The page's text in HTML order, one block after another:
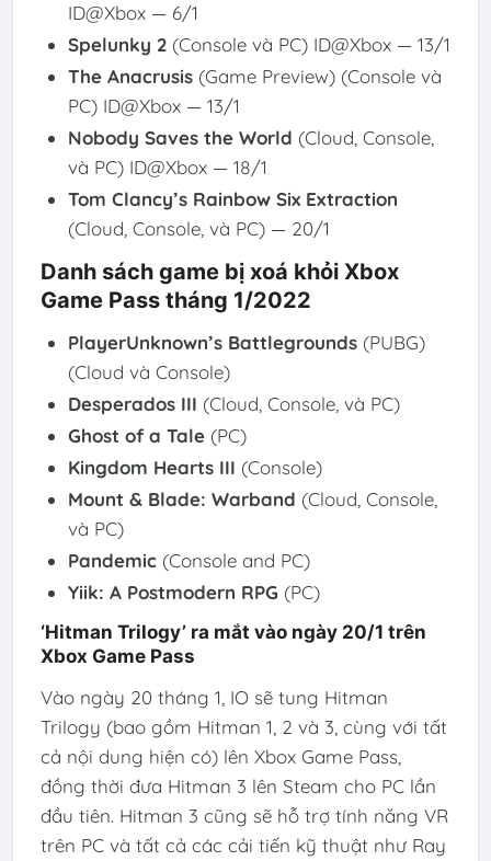
ID@Xbox — 6/1
Spelunky 2(Console và PC) ID@Xbox — 13/1
The Anacrusis(Game Preview) (Console và
PC) ID@Xbox — 13/1
Nobody Saves the World (Cloud, Console,
và PC) ID@Xbox — 18/1
Tom Clancy’s Rainbow Six Extraction
(Cloud, Console, và PC) — 20/1
Danh sách game bị xoá khỏi Xbox
Game Pass tháng 1/2022
PlayerUnknown’s Battlegrounds(PUBG)
(Cloud và Console)
Desperados III (Cloud, Console, và PC)
Ghost of a Tale(PC)
Kingdom Hearts III (Console)
Mount & Blade: Warband (Cloud, Console,
và PC)
Pandemic(Console and PC)
Yiik: A Postmodern RPG (PC)
‘Hitman Trilogy’ ra mắt vào ngày 20/1 trên
Xbox Game Pass
Vào ngày 20 tháng 1, IO sẽ tung Hitman
Trilogy (bao gồm Hitman 1, 2 và 3, cùng với tất
cả nội dung hiện có) lên Xbox Game Pass,
đồng thời đưa Hitman 3 lên Steam cho PC lần
đầu tiên. Hitman 3 cũng sẽ hỗ trợ tính năng VR
trên PC và tất cả các cải tiến kỹ thuật như Ray